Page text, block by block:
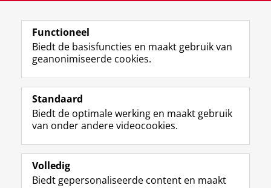
Laatst gewijzigd: 24 juni 2025 13:56
Volg de RUG
F
a
e
b
o
p
L
i
k
e
I
-
R
S
-
f
e
R
I
n
t
r
m
Y
o
T
e
k
Studiekiezers
Alumni
Over ons
Functioneel
Biedt de basisfuncties en maakt gebruik van
geanonimiseerde cookies.
Standaard
Biedt de optimale werking en maakt gebruik
van onder andere videocookies.
Volledig
Biedt gepersonaliseerde content en maakt